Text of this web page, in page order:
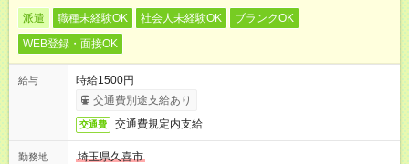
派遣 職種未経験OK 社会人未経験OK
ブランクOK
WEB登録・面接OK
給与
時給1500円
交通費別途支給あり
交通費 交通費規定内支給
勤務地
埼玉県久喜市